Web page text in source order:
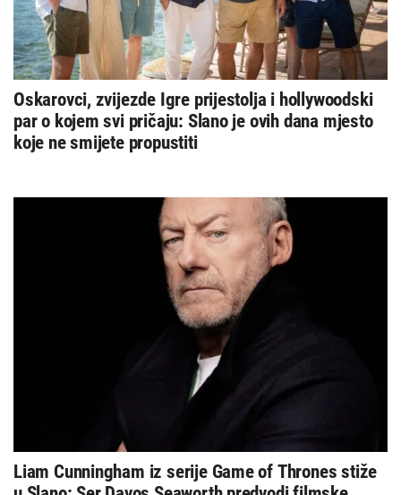
Oskarovci, zvijezde Igre prijestolja i hollywoodski
par o kojem svi pričaju: Slano je ovih dana mjesto
koje ne smijete propustiti
Liam Cunningham iz serije Game of Thrones stiže